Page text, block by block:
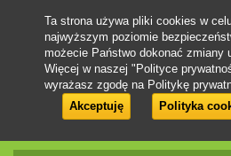
Ta strona używa pliki cookies w
najwyższym poziomie
możecie Państwo dokonać zmiany
Więcej w naszej "Polityce
wyrażasz zgodę na Politykę
Akceptuję
Polityka